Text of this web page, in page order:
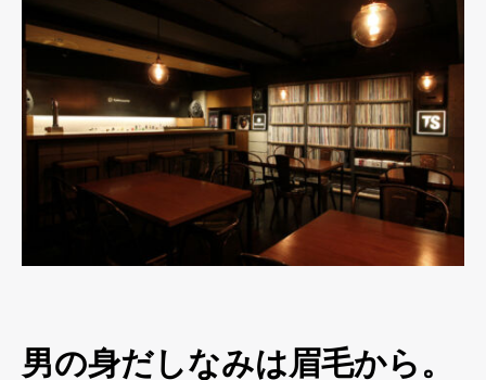
男の身だしなみは眉毛から。